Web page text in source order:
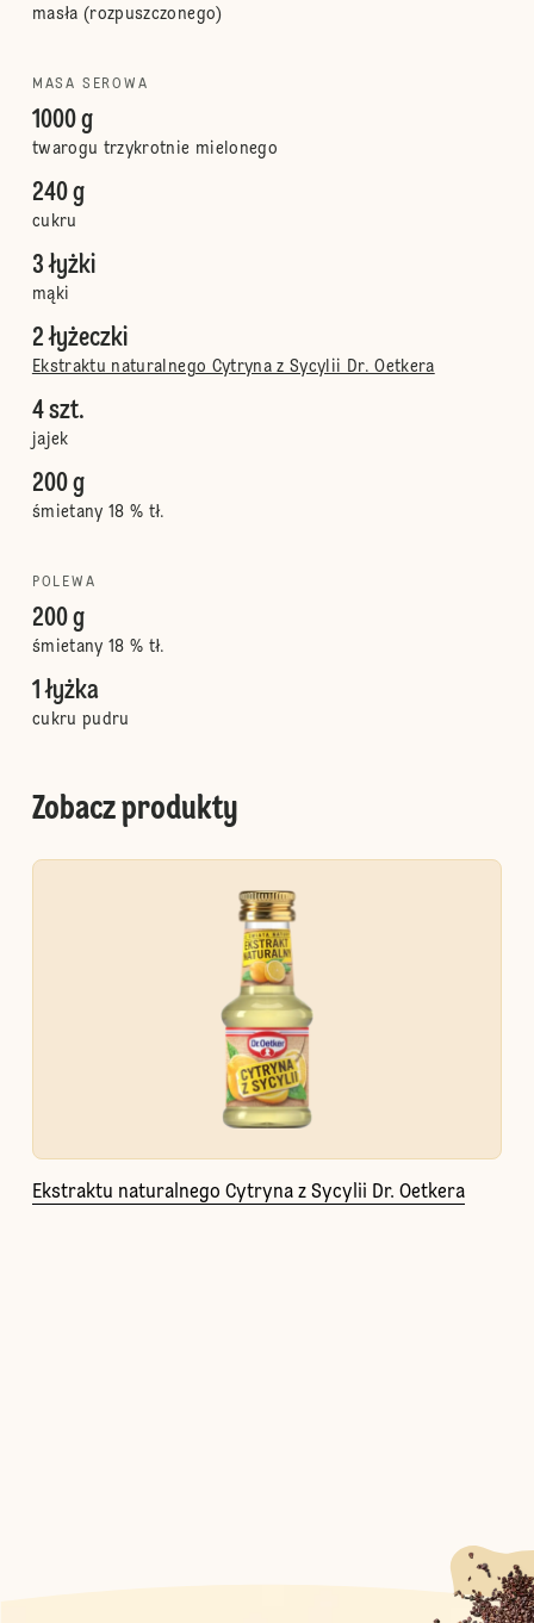
masła (rozpuszczonego)
MASA SEROWA
1000 g
twarogu trzykrotnie mielonego
240 g
cukru
3 łyżki
mąki
2 łyżeczki
Ekstraktu naturalnego Cytryna z Sycylii Dr. Oetkera
4 szt.
jajek
200 g
śmietany 18 % tł.
POLEWA
200 g
śmietany 18 % tł.
1 łyżka
cukru pudru
Zobacz produkty
Ekstraktu naturalnego Cytryna z Sycylii Dr. Oetkera